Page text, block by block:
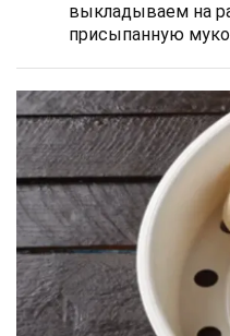
выкладываем на
присыпанную